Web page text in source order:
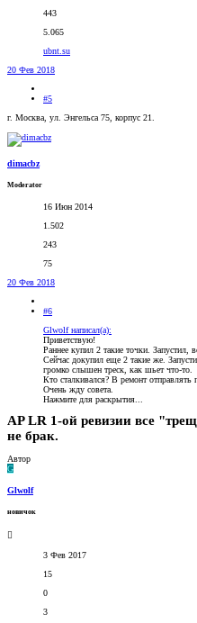
443
5.065
ubnt.su
20 Фев 2018
#5
г. Москва, ул. Энгельса 75, корпус 21.
dimacbz
Moderator
16 Июн 2014
1.502
243
75
20 Фев 2018
#6
Glwolf написал(а):
Приветствую!
Раннее купил 2 такие точки. Запустил,
Сейчас докупил еще 2 такие же.
громко слышен треск, как шьет что-то.
Кто сталкивался? В ремонт
Очень жду совета.
Нажмите для раскрытия...
AP LR 1-ой ревизии все
не брак.
Автор
G
Glwolf
новичок
3 Фев 2017
15
0
3